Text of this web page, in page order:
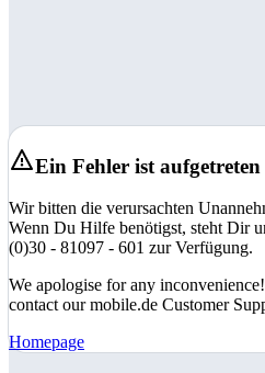
Ein Fehler ist
Wir bitten die verursachten
Wenn Du Hilfe benötigst, steht Dir
(0)30 - 81097 - 601 zur Verfügung.
We apologise for any
contact our mobile.de Customer
Homepage